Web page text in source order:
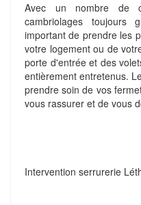
Avec un nombre de
cambriolages toujours
important de prendre les
votre logement ou de
porte d'entrée et des
entièrement entretenus.
prendre soin de vos
vous rassurer et de vous
Intervention serrurerie